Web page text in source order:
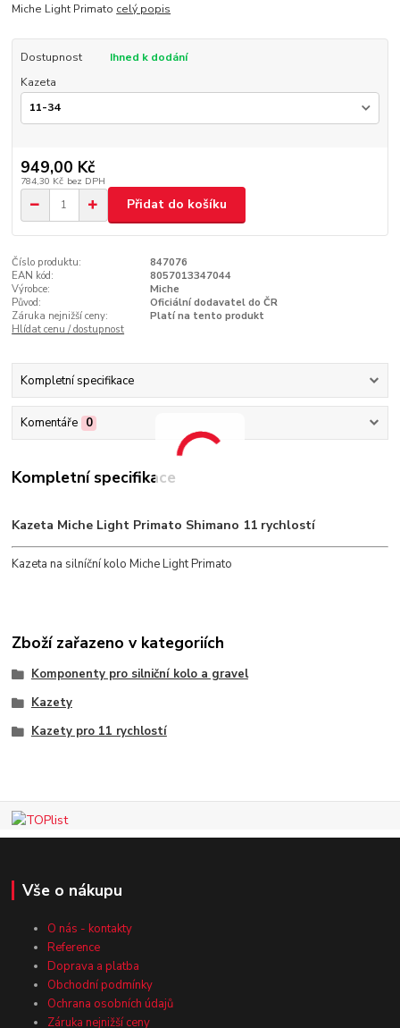
Miche Light Primato celý popis
Dostupnost
Ihned k dodání
Kazeta
949,00 Kč
784,30 Kč bez DPH
Přidat do košíku
Číslo produktu:
847076
EAN kód:
8057013347044
Výrobce:
Miche
Původ:
Oficiální dodavatel do ČR
Záruka nejnižší ceny:
Platí na tento produkt
Hlídat cenu / dostupnost
Kompletní specifikace
Komentáře 0
Kompletní specifikace
Kazeta Miche Light Primato Shimano 11 rychlostí
Kazeta na silníční kolo Miche Light Primato
Zboží zařazeno v kategoriích
Komponenty pro silniční kolo a gravel
Kazety
Kazety pro 11 rychlostí
Vše o nákupu
O nás - kontakty
Reference
Doprava a platba
Obchodní podmínky
Ochrana osobních údajů
Záruka nejnižší ceny